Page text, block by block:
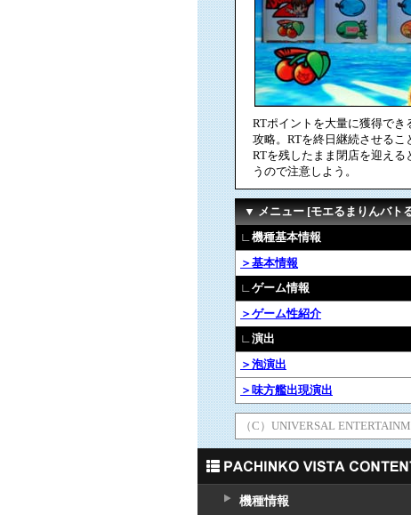
RTポイントを大量に獲得でき
攻略。RTを終日継続させるこ
RTを残したまま閉店を迎える
うので注意しよう。
▼ メニュー [モエるまりんバト
∟機種基本情報
＞基本情報
∟ゲーム情報
＞ゲーム性紹介
∟演出
＞泡演出
＞味方艦出現演出
（C）UNIVERSAL
機種情報